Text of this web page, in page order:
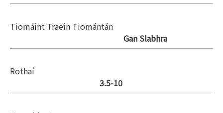
Tiomáint Traein Tiomántán
Gan Slabhra
Rothaí
3.5-10